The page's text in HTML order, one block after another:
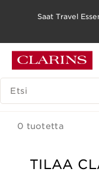
SIIRRY SISÄLTÖÖN
SIIRRY
Saat Travel
HAKUHISTORIA
0 tuotetta
TILAA